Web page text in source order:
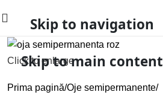
Skip to navigation
Skip to main content
Click to enlarge
Prima pagină Oje semipermanente